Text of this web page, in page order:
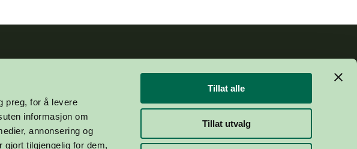
preg, for å levere
informasjon om
annonsering og
gjort tilgjengelig for dem,
Tillat alle
Tillat utvalg
og svar